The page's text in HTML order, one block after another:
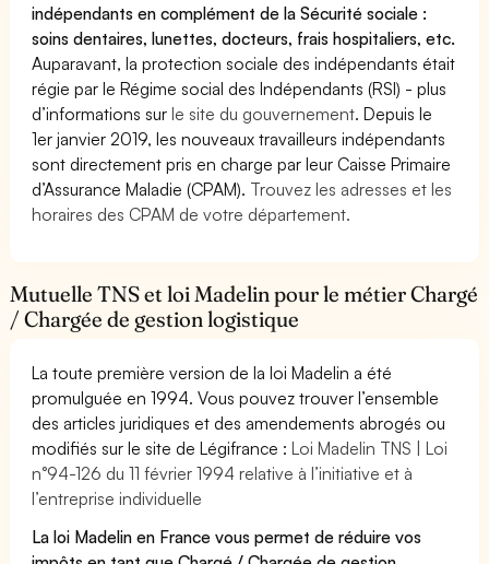
indépendants en complément de la Sécurité sociale :
soins dentaires, lunettes, docteurs, frais hospitaliers, etc.
Auparavant, la protection sociale des indépendants était
régie par le Régime social des Indépendants (RSI) - plus
d’informations surle site du gouvernement. Depuis le
1er janvier 2019, les nouveaux travailleurs indépendants
sont directement pris en charge par leur Caisse Primaire
d’Assurance Maladie (CPAM). Trouvez les adresses et les
horaires des CPAM de votre département.
Mutuelle TNS et loi Madelin pour le métier Chargé
/ Chargée de gestion logistique
La toute première version de la loi Madelin a été
promulguée en 1994. Vous pouvez trouver l’ensemble
des articles juridiques et des amendements abrogés ou
modifiés sur le site de Légifrance :Loi Madelin TNS | Loi
n°94-126 du 11 février 1994 relative à l’initiative et à
l’entreprise individuelle
La loi Madelin en France vous permet de réduire vos